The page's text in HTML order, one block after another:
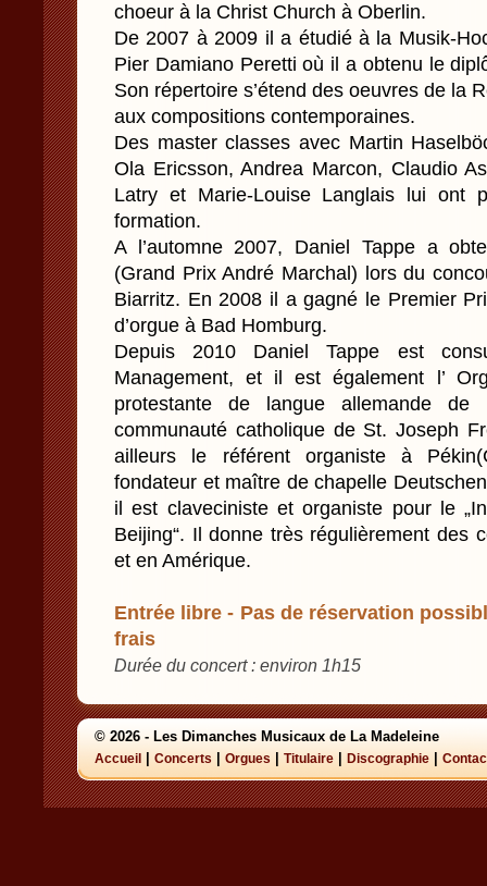
choeur à la Christ Church à Oberlin.
De 2007 à 2009 il a étudié à la Musik-
Pier Damiano Peretti où il a obtenu le
Son répertoire s’étend des oeuvres de la
aux compositions contemporaines.
Des master classes avec Martin
Ola Ericsson, Andrea Marcon, Claudio
Latry et Marie-Louise Langlais lui ont
formation.
A l’automne 2007, Daniel Tappe a
(Grand Prix André Marchal) lors du
Biarritz. En 2008 il a gagné le Premier
d’orgue à Bad Homburg.
Depuis 2010 Daniel Tappe est
Management, et il est également l’
protestante de langue allemande
communauté catholique de St. Joseph
ailleurs le référent organiste à
fondateur et maître de chapelle
il est claveciniste et organiste pour le
Beijing“. Il donne très régulièrement des
et en Amérique.
Entrée libre - Pas de réservation
frais
Durée du concert : environ 1h15
© 2026 - Les Dimanches Musicaux de La Madeleine
Accueil Concerts Orgues Titulaire Discographie